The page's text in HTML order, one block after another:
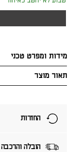
תאור מוצר
מידות ומפרט טכני
הובלה והרכבה
החזרות